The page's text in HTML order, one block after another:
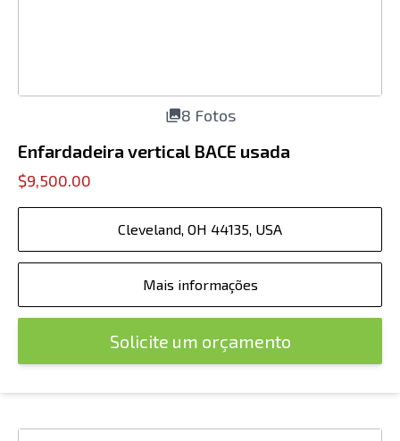
8 Fotos
Enfardadeira vertical BACE usada
$9,500.00
Cleveland, OH 44135, USA
Mais informações
Solicite um orçamento